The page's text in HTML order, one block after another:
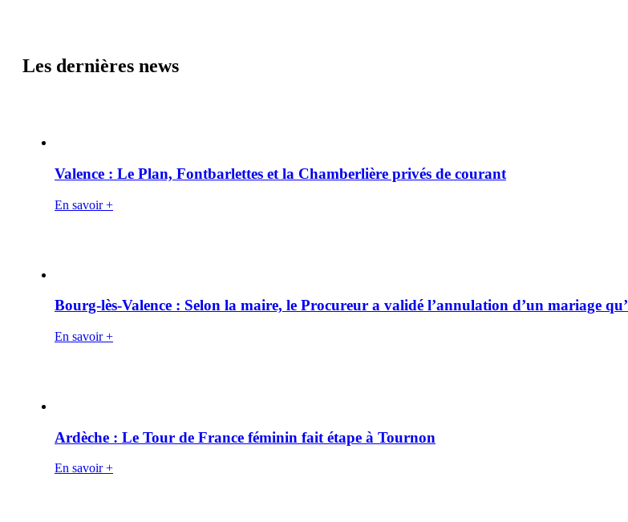
Les dernières news
Valence : Le Plan, Fontbarlettes et la Chamberlière privés de courant
En savoir +
Bourg-lès-Valence : Selon la maire, le Procureur a validé l’annulation d’un mariage
En savoir +
Ardèche : Le Tour de France féminin fait étape à Tournon
En savoir +